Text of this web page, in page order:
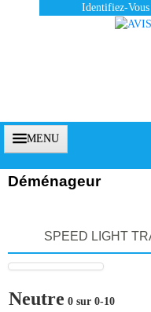
Identifiez-Vous
MENU
Vous Êtes Un Client
Qui Sommes-Nous ?
Déménageur
SPEED LIGHT
Neutre 0 sur 0-10